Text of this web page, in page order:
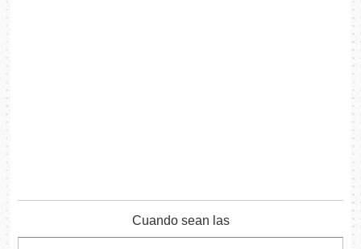
Cuando sean las